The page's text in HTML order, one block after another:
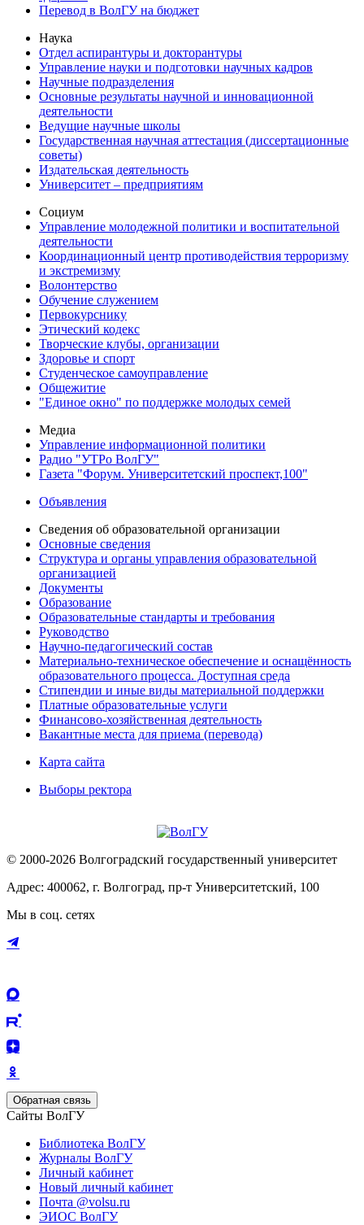
Перевод в ВолГУ на бюджет
Наука
Отдел аспирантуры и докторантуры
Управление науки и подготовки научных кадров
Научные подразделения
Основные результаты научной и инновационной
деятельности
Ведущие научные школы
Государственная научная аттестация (диссертационные
советы)
Издательская деятельность
Университет – предприятиям
Социум
Управление молодежной политики и воспитательной
деятельности
Координационный центр противодействия терроризму
и экстремизму
Волонтерство
Обучение служением
Первокурснику
Этический кодекс
Творческие клубы, организации
Здоровье и спорт
Студенческое самоуправление
Общежитие
"Единое окно" по поддержке молодых семей
Медиа
Управление информационной политики
Радио "УТРо ВолГУ"
Газета "Форум. Университетский проспект,100"
Объявления
Сведения об образовательной организации
Основные сведения
Структура и органы управления образовательной
организацией
Документы
Образование
Образовательные стандарты и требования
Руководство
Научно-педагогический состав
Материально-техническое обеспечение и оснащённость
образовательного процесса. Доступная среда
Стипендии и иные виды материальной поддержки
Платные образовательные услуги
Финансово-хозяйственная деятельность
Вакантные места для приема (перевода)
Карта сайта
Выборы ректора
© 2000-2026 Волгоградский государственный университет
Адрес: 400062, г. Волгоград, пр-т Университетский, 100
Мы в соц. сетях
Обратная связь
Сайты ВолГУ
Библиотека ВолГУ
Журналы ВолГУ
Личный кабинет
Новый личный кабинет
Почта @volsu.ru
ЭИОС ВолГУ